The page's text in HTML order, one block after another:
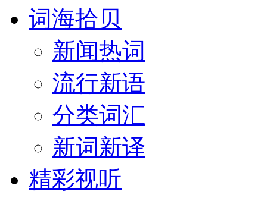
词海拾贝
新闻热词
流行新语
分类词汇
新词新译
精彩视听